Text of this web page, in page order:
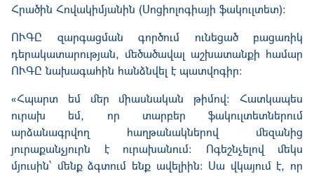
Հրածին Հովակիմյանին (Սոցիոլոգիայի ֆակուլտետ)։
ՈՒԳԸ զարգացման գործում ունեցած բացառիկ
դերակատարության, մեծածավալ աշխատանքի համար
ՈՒԳԸ նախագահին հանձնվել է պատվոգիր։
«Հպարտ եմ մեր միասնական թիմով: Հատկապես
ուրախ եմ, որ տարբեր ֆակուլտետներում
արձանագրվող հաղթանակներով մեզանից
յուրաքանչյուրն է ուրախանում: Ոգեշնչելով մեկս
մյուսին՝ մենք ձգտում ենք ավելիին։ Սա վկայում է, որ